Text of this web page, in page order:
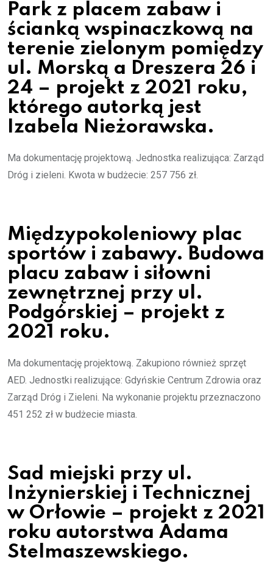
Park z placem zabaw i
ścianką wspinaczkową na
terenie zielonym pomiędzy
ul. Morską a Dreszera 26 i
24 – projekt z 2021 roku,
którego autorką jest
Izabela Nieżorawska.
Ma dokumentację projektową. Jednostka realizująca: Zarząd
Dróg i zieleni. Kwota w budżecie: 257 756 zł.
Międzypokoleniowy plac
sportów i zabawy. Budowa
placu zabaw i siłowni
zewnętrznej przy ul.
Podgórskiej – projekt z
2021 roku.
Ma dokumentację projektową. Zakupiono również sprzęt
AED. Jednostki realizujące: Gdyńskie Centrum Zdrowia oraz
Zarząd Dróg i Zieleni. Na wykonanie projektu przeznaczono
451 252 zł w budżecie miasta.
Sad miejski przy ul.
Inżynierskiej i Technicznej
w Orłowie – projekt z 2021
roku autorstwa Adama
Stelmaszewskiego.